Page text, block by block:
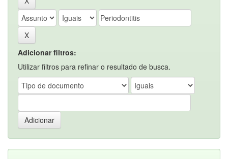
Adicionar filtros:
Utilizar filtros para refinar o resultado de busca.